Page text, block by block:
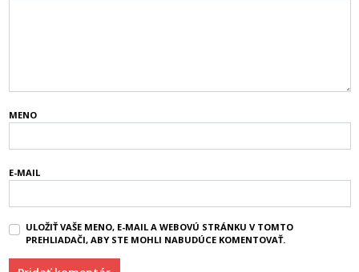
MENO
E-MAIL
ULOŽIŤ VAŠE MENO, E-MAIL A WEBOVÚ STRÁNKU V TOMTO
PREHLIADAČI, ABY STE MOHLI NABUDÚCE KOMENTOVAŤ.